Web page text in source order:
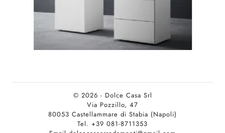
© 2026 - Dolce Casa Srl
Via Pozzillo, 47
80053 Castellammare di Stabia (Napoli)
Tel. +39 081-8711353